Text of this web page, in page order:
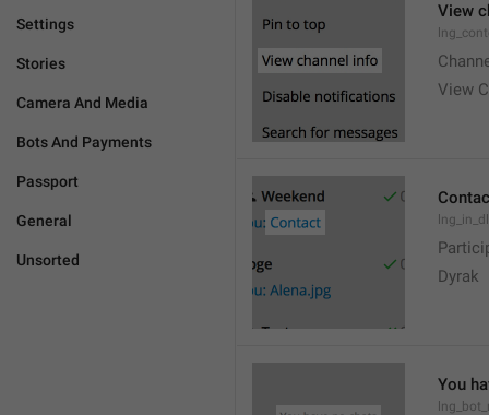
Settings
Stories
Camera And Media
Bots And Payments
Passport
General
Unsorted
View
View
Dyrak
You